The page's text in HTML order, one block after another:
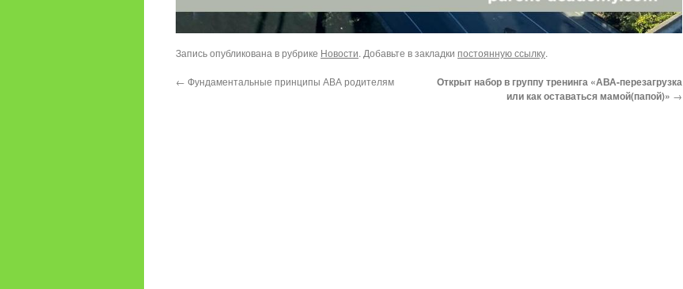
Запись опубликована в рубрике Новости. Добавьте в закладки постоянную ссылку.
← Фундаментальные принципы АВА родителям
Открыт набор в группу тренинга «АВА-перезагрузка
или как оставаться мамой(папой)» →